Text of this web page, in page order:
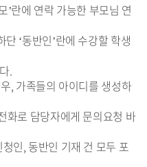
란에 연락 가능한 부모님 연
‘동반인’란에 수강할 학생
.
, 가족들의 아이디를 생성하
화로 담당자에게 문의요청 바
인, 동반인 기재 건 모두 포